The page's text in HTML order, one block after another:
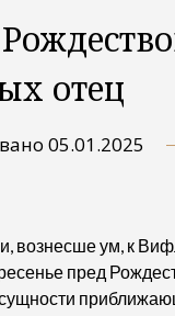
отец
05.01.2025
вознесше ум, к
пред